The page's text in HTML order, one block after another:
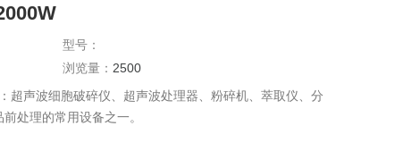
型号：
浏览量： 2500
超声波细胞破碎仪、超声波处理器、粉碎机、萃取仪、分
处理的常用设备之一。